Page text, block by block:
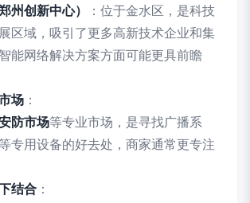
州创新中心）
：位于金水区，是科技
区域，吸引了更多高新技术企业和集
能网络解决方案方面可能更具前瞻
场 ：
防市场等专业市场，是寻找广播系
专用设备的好去处，商家通常更专注
结合 ：